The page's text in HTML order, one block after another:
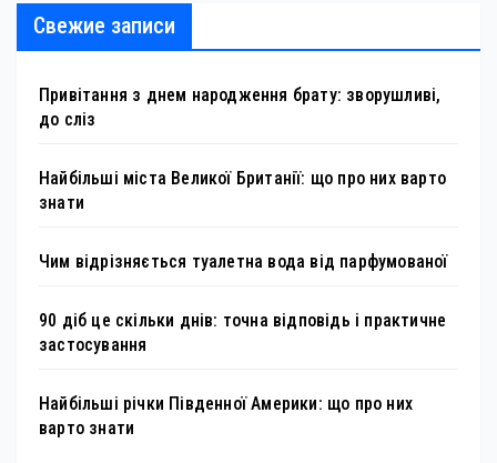
Свежие записи
Привітання з днем народження брату: зворушливі,
до сліз
Найбільші міста Великої Британії: що про них варто
знати
Чим відрізняється туалетна вода від парфумованої
90 діб це скільки днів: точна відповідь і практичне
застосування
Найбільші річки Південної Америки: що про них
варто знати